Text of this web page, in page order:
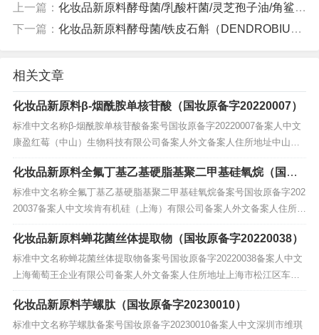
上一篇： 化妆品新原料酵母菌/乳酸杆菌/灵芝孢子油/角鲨烯发酵产物（国妆原备字20260068）
下一篇： 化妆品新原料酵母菌/铁皮石斛（DENDROBIUM OFFICINALE）愈伤组织发酵产物滤液（国妆原备字20260077）
相关文章
化妆品新原料β-烟酰胺单核苷酸（国妆原备字20220007）
标准中文名称β-烟酰胺单核苷酸备案号国妆原备字20220007备案人中文
康盈红莓（中山）生物科技有限公司备案人外文备案人住所地址中山市
三角镇昌隆北街6号D幢第一层备案人所在国（地区）境内责任人名称境
内责任人住所地址备案日期2022-03-29状态安全监测期技术要求查看备
案后监督检查情况历史记录备注...
化妆品新原料全氟丁基乙基硬脂基聚二甲基硅氧烷（国妆
原备字20220037）
标准中文名称全氟丁基乙基硬脂基聚二甲基硅氧烷备案号国妆原备字202
20037备案人中文埃肯有机硅（上海）有限公司备案人外文备案人住所地
址上海市闵行区莘庄工业区金都路3966号备案人所在国（地区）境内责
任人名称境内责任人住所地址备案日期2022-10-28状态技术要求备案后
监督检查情况历史记录备注...
化妆品新原料蝉花菌丝体提取物（国妆原备字20220038）
标准中文名称蝉花菌丝体提取物备案号国妆原备字20220038备案人中文
上海葡萄王企业有限公司备案人外文备案人住所地址上海市松江区车新
公路518号备案人所在国（地区）境内责任人名称境内责任人住所地址备
案日期2022-11-04状态技术要求备案后监督检查情况历史记录备注...
化妆品新原料芋螺肽（国妆原备字20230010）
标准中文名称芋螺肽备案号国妆原备字20230010备案人中文深圳市维琪